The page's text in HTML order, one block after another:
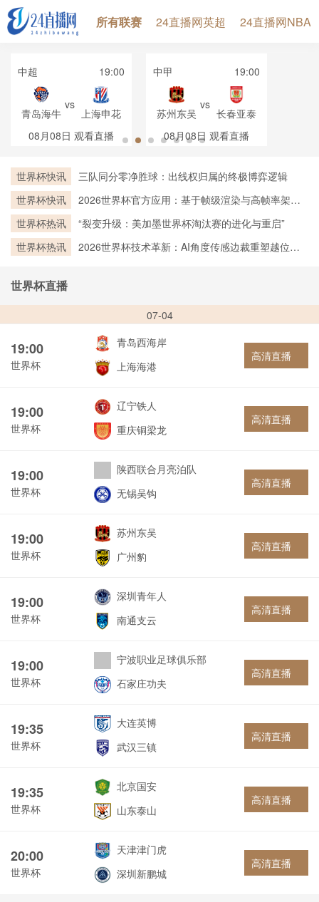
所有联赛 24直播网英超 24直播网NBA
中超 19:00
青岛海牛
vs
上海申花
08月08日 观看直播
中甲 19:00
苏州东吴
vs
长春亚泰
08月08日 观看直播
世界杯快讯
三队同分零净胜球：出线权归属的终极博弈逻辑
世界杯快讯
2026世界杯官方应用：基于帧级渲染与高帧率架构
世界杯热讯
“裂变升级：美加墨世界杯淘汰赛的进化与重启”
世界杯热讯
2026世界杯技术革新：AI角度传感边裁重塑越位判
世界杯直播
07-04
19:00
世界杯
青岛西海岸
上海海港
高清直播
19:00
世界杯
辽宁铁人
重庆铜梁龙
高清直播
19:00
世界杯
陕西联合月亮泊队
无锡吴钩
高清直播
19:00
世界杯
苏州东吴
广州豹
高清直播
19:00
世界杯
深圳青年人
南通支云
高清直播
19:00
世界杯
宁波职业足球俱乐部
石家庄功夫
高清直播
19:35
世界杯
大连英博
武汉三镇
高清直播
19:35
世界杯
北京国安
山东泰山
高清直播
20:00
世界杯
天津津门虎
深圳新鹏城
高清直播